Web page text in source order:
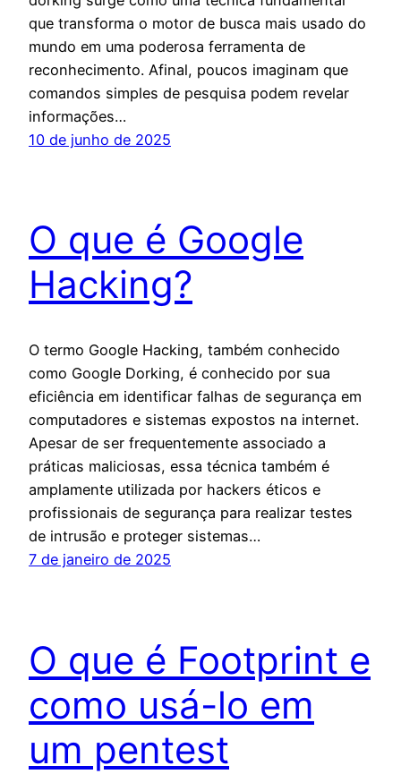
que transforma o motor de busca mais usado do
mundo em uma poderosa ferramenta de
reconhecimento. Afinal, poucos imaginam que
comandos simples de pesquisa podem revelar
informações…
10 de junho de 2025
O que é Google
Hacking?
O termo Google Hacking, também conhecido
como Google Dorking, é conhecido por sua
eficiência em identificar falhas de segurança em
computadores e sistemas expostos na internet.
Apesar de ser frequentemente associado a
práticas maliciosas, essa técnica também é
amplamente utilizada por hackers éticos e
profissionais de segurança para realizar testes
de intrusão e proteger sistemas…
7 de janeiro de 2025
O que é Footprint e
como usá-lo em
um pentest